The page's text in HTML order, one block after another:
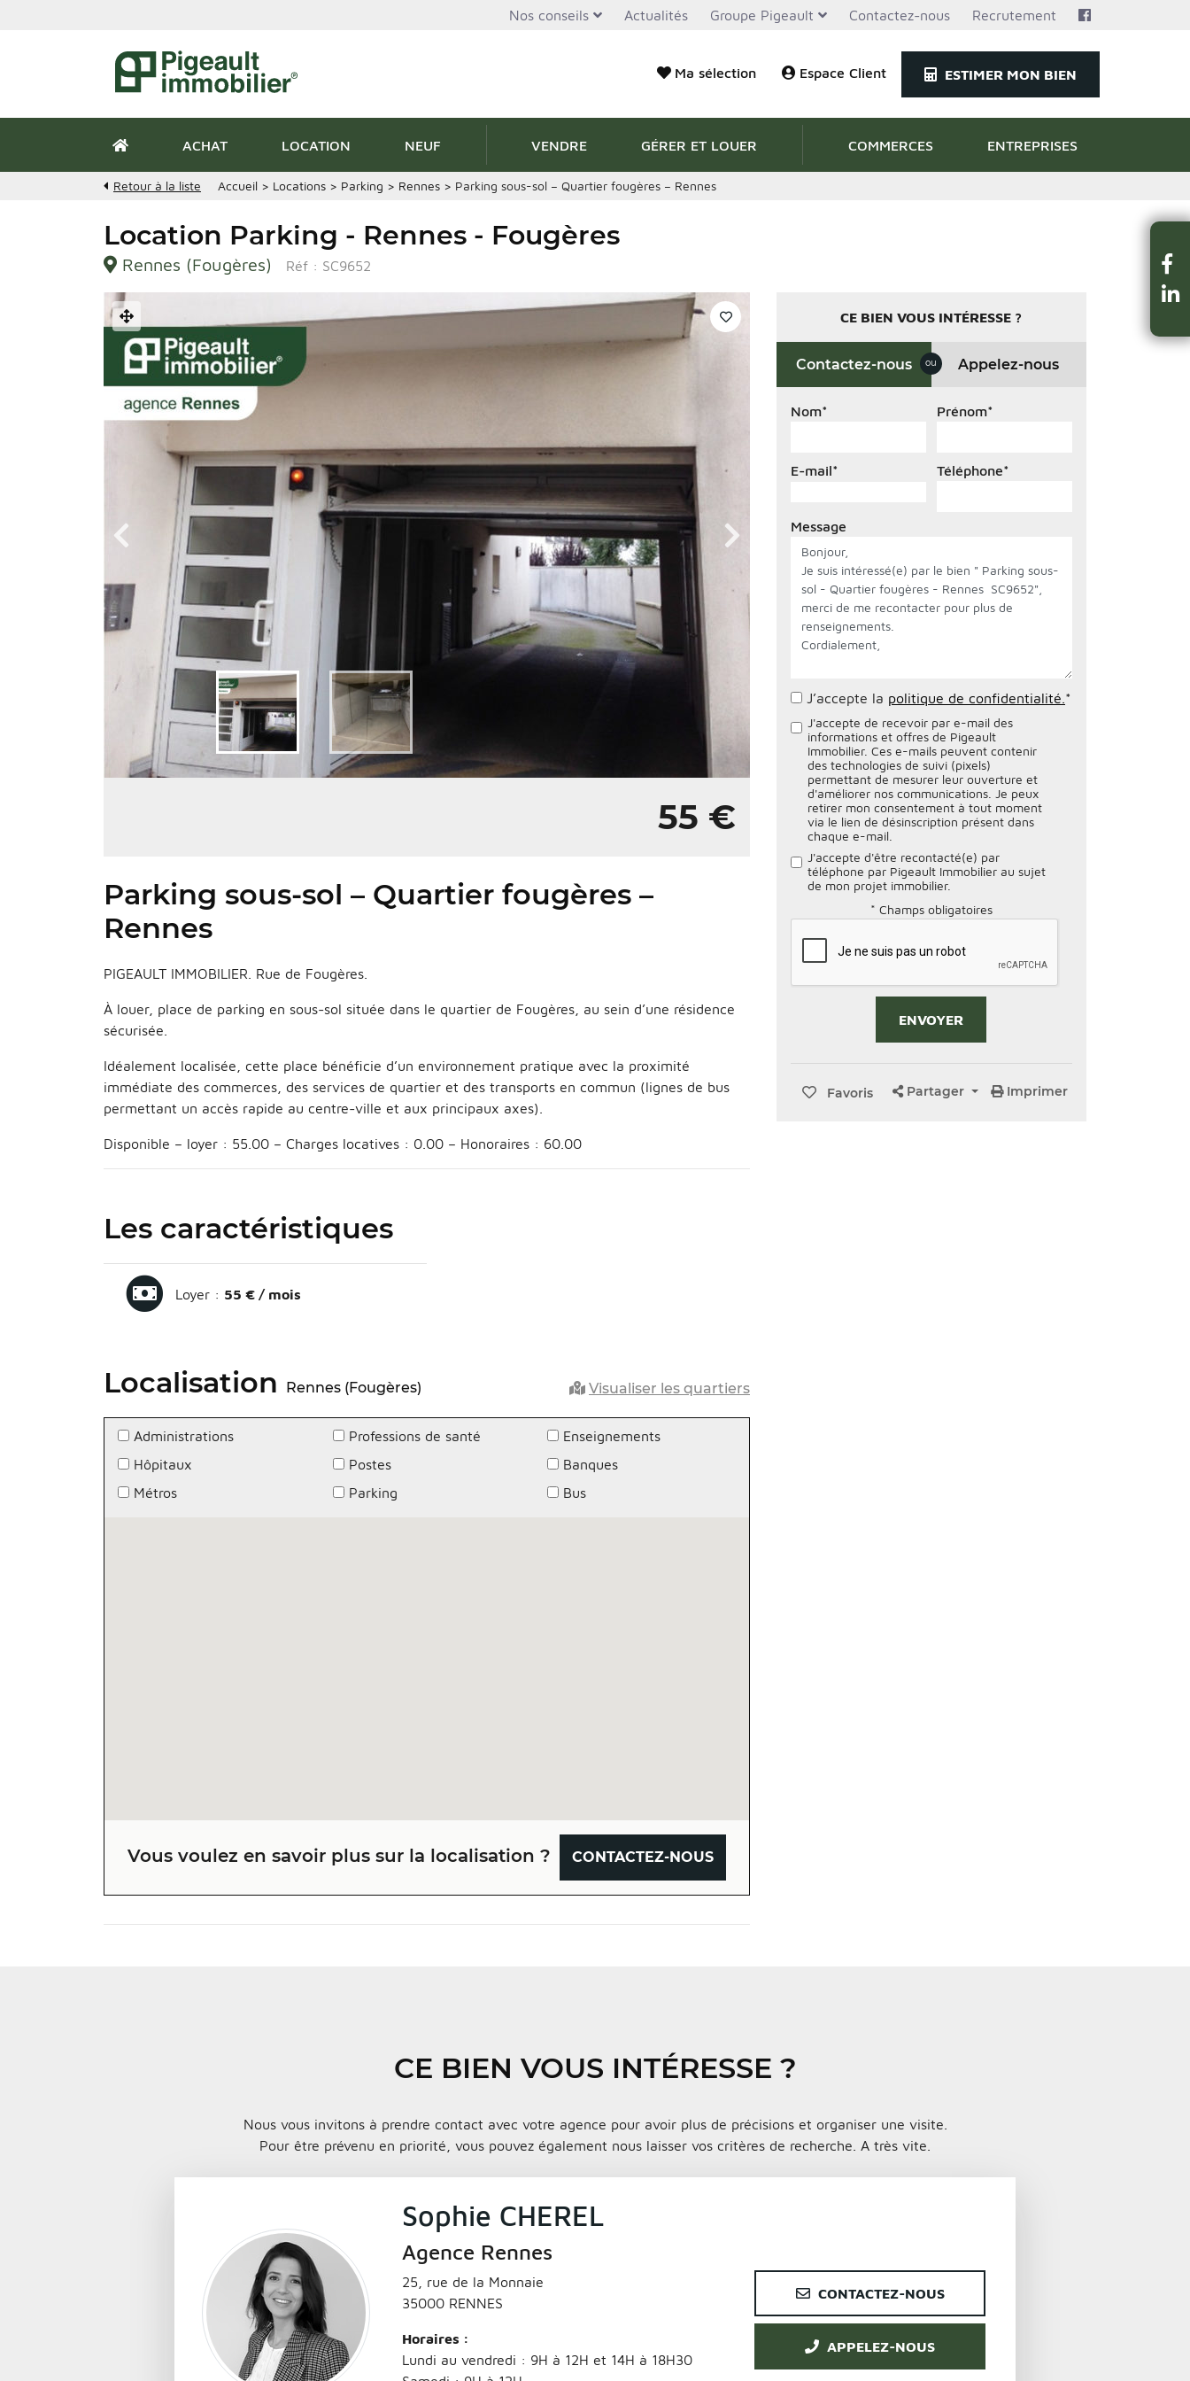
Nos conseils Actualités Groupe Pigeault Contactez-nous Recrutement
Ma sélection Espace Client ESTIMER MON BIEN
ACHAT LOCATION NEUF VENDRE GÉRER ET LOUER COMMERCES ENTREPRISES
Retour à la liste Accueil > Locations > Parking > Rennes > Parking sous-sol – Quartier fougères – Rennes
Location Parking - Rennes - Fougères
Rennes (Fougères) Réf : SC9652
55 €
Parking sous-sol – Quartier fougères –
Rennes
PIGEAULT IMMOBILIER. Rue de Fougères.
À louer, place de parking en sous-sol située dans le quartier de Fougères, au sein d’une résidence
sécurisée.
Idéalement localisée, cette place bénéficie d’un environnement pratique avec la proximité
immédiate des commerces, des services de quartier et des transports en commun (lignes de bus
permettant un accès rapide au centre-ville et aux principaux axes).
Disponible – loyer : 55.00 – Charges locatives : 0.00 – Honoraires : 60.00
Les caractéristiques
Loyer : 55 € / mois
Localisation Rennes (Fougères) Visualiser les quartiers
Administrations
Hôpitaux
Métros
Professions de santé
Postes
Parking
Enseignements
Banques
Bus
Vous voulez en savoir plus sur la localisation ? CONTACTEZ-NOUS
CE BIEN VOUS INTÉRESSE ?
Contactez-nous ou Appelez-nous
Nom* Prénom*
E-mail* Téléphone*
Message
J’accepte la politique de confidentialité. *
J'accepte de recevoir par e-mail des
informations et offres de Pigeault
Immobilier. Ces e-mails peuvent contenir
des technologies de suivi (pixels)
permettant de mesurer leur ouverture et
d'améliorer nos communications. Je peux
retirer mon consentement à tout moment
via le lien de désinscription présent dans
chaque e-mail.
J'accepte d'être recontacté(e) par
téléphone par Pigeault Immobilier au sujet
de mon projet immobilier.
* Champs obligatoires
Favoris Partager Imprimer
CE BIEN VOUS INTÉRESSE ?
Nous vous invitons à prendre contact avec votre agence pour avoir plus de précisions et organiser une visite.
Pour être prévenu en priorité, vous pouvez également nous laisser vos critères de recherche. A très vite.
Sophie CHEREL
Agence Rennes
25, rue de la Monnaie
35000 RENNES
Horaires :
Lundi au vendredi : 9H à 12H et 14H à 18H30
CONTACTEZ-NOUS
APPELEZ-NOUS